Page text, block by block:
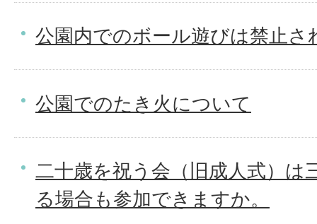
公園内でのボール遊びは禁止
公園でのたき火について
二十歳を祝う会（旧成人式）は
る場合も参加できますか。